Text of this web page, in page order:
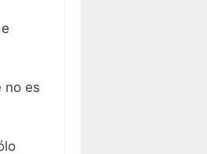
no es